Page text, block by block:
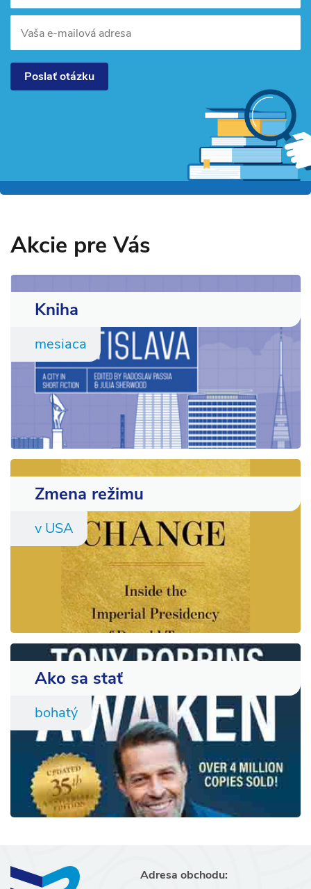
Vaša e-mailová adresa
Poslať otázku
Akcie pre Vás
Kniha
mesiaca
Zmena režimu
v USA
Ako sa stať
bohatý
Adresa obchodu: